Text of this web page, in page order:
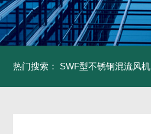
热门搜索： SWF型不锈钢混流风机